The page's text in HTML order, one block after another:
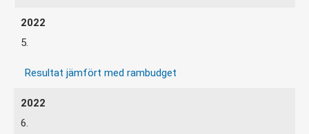
5.
Resultat jämfört med rambudget
6.